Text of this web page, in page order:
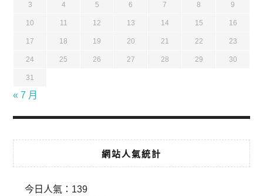
3 4 5 6 7 8 9
10 11 12 13 14 15 16
17 18 19 20 21 22 23
24 25 26 27 28 29 30
31
« 7 月
網站人氣統計
今日人氣： 139